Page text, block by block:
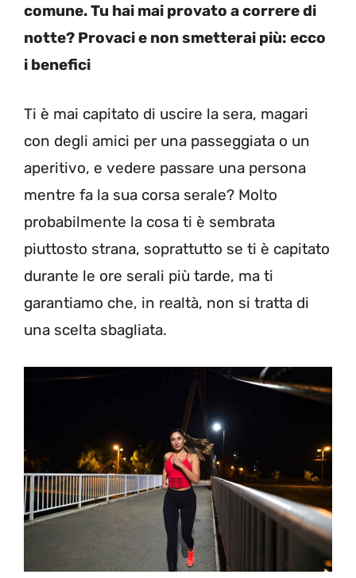
comune. Tu hai mai provato a correre di
notte? Provaci e non smetterai più: ecco
i benefici
Ti è mai capitato di uscire la sera, magari
con degli amici per una passeggiata o un
aperitivo, e vedere passare una persona
mentre fa la sua corsa serale? Molto
probabilmente la cosa ti è sembrata
piuttosto strana, soprattutto se ti è capitato
durante le ore serali più tarde, ma ti
garantiamo che, in realtà, non si tratta di
una scelta sbagliata.